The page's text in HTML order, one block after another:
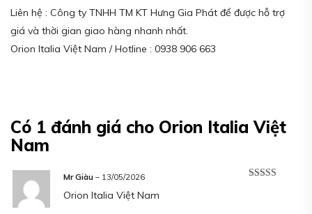
Liên hệ : Công ty TNHH TM KT Hưng Gia Phát để được hỗ trợ
giá và thời gian giao hàng nhanh nhất.
Orion Italia Việt Nam / Hotline : 0938 906 663
Có 1 đánh giá cho Orion Italia Việt
Nam
Mr Giàu – 13/05/2026
Orion Italia Việt Nam